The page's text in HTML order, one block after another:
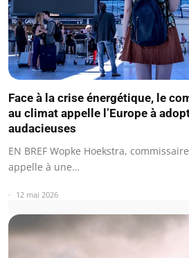
Face à la crise énergétique, le
au climat appelle l’Europe à
audacieuses
EN BREF Wopke Hoekstra,
appelle à une…
12 mai 2026